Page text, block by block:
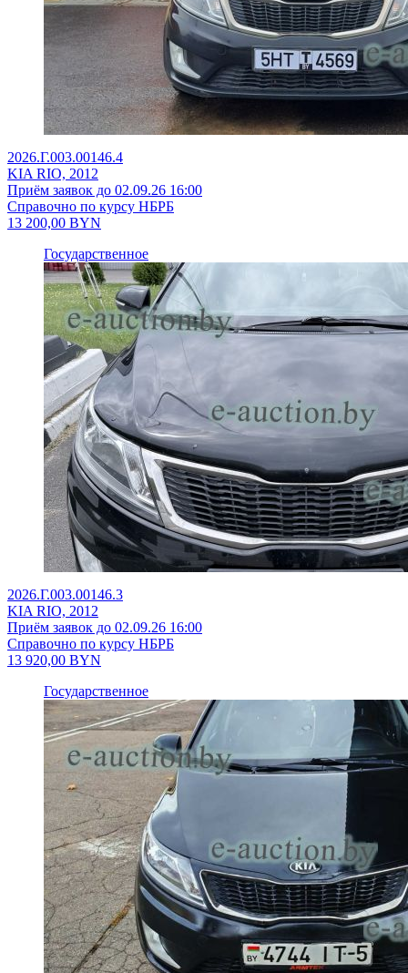
2026.Г.003.00146.4
KIA RIO, 2012
Приём заявок до 02.09.26 16:00
Справочно по курсу НБРБ
13 200,00 BYN
Государственное
2026.Г.003.00146.3
KIA RIO, 2012
Приём заявок до 02.09.26 16:00
Справочно по курсу НБРБ
13 920,00 BYN
Государственное